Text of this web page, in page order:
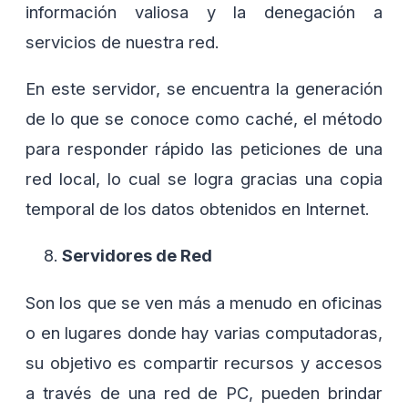
información valiosa y la denegación a
servicios de nuestra red.
En este servidor, se encuentra la generación
de lo que se conoce como caché, el método
para responder rápido las peticiones de una
red local, lo cual se logra gracias una copia
temporal de los datos obtenidos en Internet.
Servidores de Red
Son los que se ven más a menudo en oficinas
o en lugares donde hay varias computadoras,
su objetivo es compartir recursos y accesos
a través de una red de PC, pueden brindar